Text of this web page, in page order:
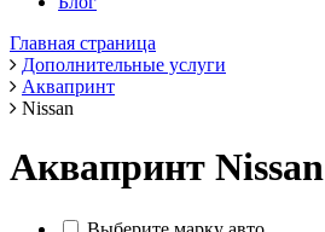
Главная страница
Дополнительные услуги
Аквапринт
Nissan
Аквапринт Nissan